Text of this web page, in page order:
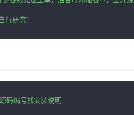
研究！
码编号找安装说明